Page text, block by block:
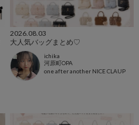
2026.08.03
大人気バッグまとめ♡
ichika
河原町OPA
one after another NICE CLAUP